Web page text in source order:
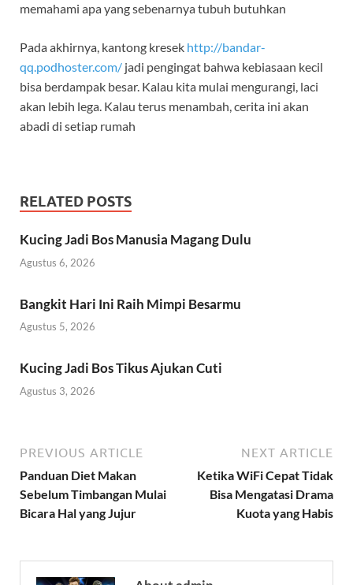
memahami apa yang sebenarnya tubuh butuhkan
Pada akhirnya, kantong kresek http://bandar-
qq.podhoster.com/ jadi pengingat bahwa kebiasaan kecil
bisa berdampak besar. Kalau kita mulai mengurangi, laci
akan lebih lega. Kalau terus menambah, cerita ini akan
abadi di setiap rumah
RELATED POSTS
Kucing Jadi Bos Manusia Magang Dulu
Agustus 6, 2026
Bangkit Hari Ini Raih Mimpi Besarmu
Agustus 5, 2026
Kucing Jadi Bos Tikus Ajukan Cuti
Agustus 3, 2026
PREVIOUS ARTICLE
Panduan Diet Makan
Sebelum Timbangan Mulai
Bicara Hal yang Jujur
NEXT ARTICLE
Ketika WiFi Cepat Tidak
Bisa Mengatasi Drama
Kuota yang Habis